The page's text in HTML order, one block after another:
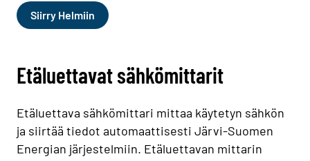
Siirry Helmiin
Etäluettavat sähkömittarit
Etäluettava sähkömittari mittaa käytetyn sähkön
ja siirtää tiedot automaattisesti Järvi-Suomen
Energian järjestelmiin. Etäluettavan mittarin